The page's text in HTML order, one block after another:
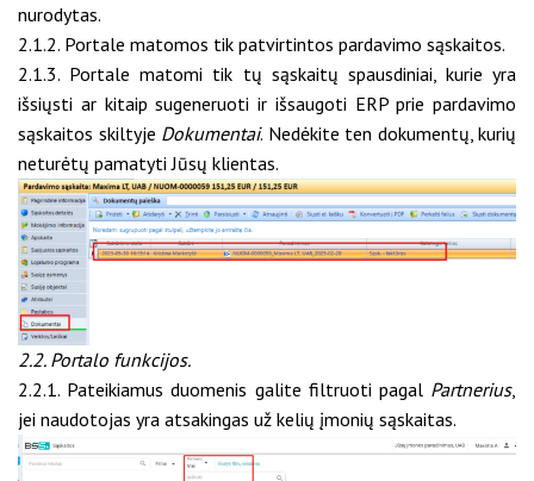
nurodytas.
2.1.2. Portale matomos tik patvirtintos pardavimo sąskaitos.
2.1.3. Portale matomi tik tų sąskaitų spausdiniai, kurie yra
išsiųsti ar kitaip sugeneruoti ir išsaugoti ERP prie pardavimo
sąskaitos skiltyje Dokumentai. Nedėkite ten dokumentų, kurių
neturėtų pamatyti Jūsų klientas.
2.2. Portalo funkcijos.
2.2.1. Pateikiamus duomenis galite filtruoti pagal Partnerius,
jei naudotojas yra atsakingas už kelių įmonių sąskaitas.